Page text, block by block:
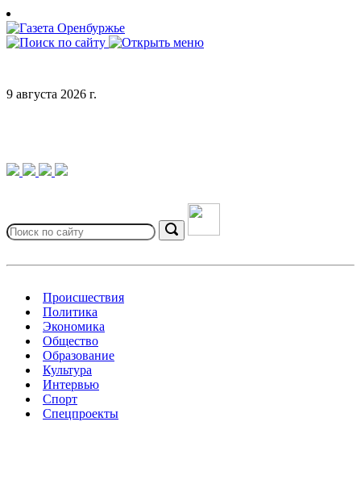
Skip
to
content
9 августа 2026 г.
for:
Search
Происшествия
Политика
Экономика
Общество
Образование
Культура
Интервью
Спорт
Спецпроекты